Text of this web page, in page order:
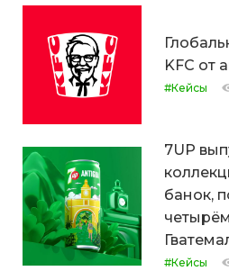
KFC от
#Кейсы
7UP
банок,
#Кейсы